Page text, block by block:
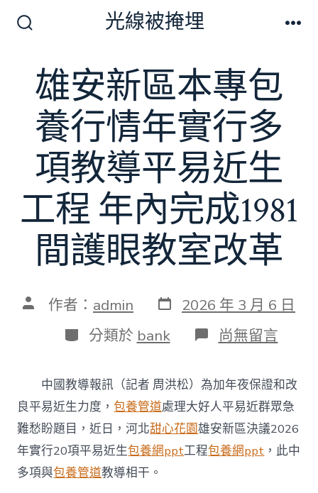
換
開
關
光線被掩埋
雄安新區本專包
養行情年實行多
項教導平易近生
工程 年內完成1981
間護眼教室改革
文 作者： admin 發
表
日
期
2026 年 3 月 6 日
分
類
分類於 bank 在
〈雄
新
區
本
專
包
養
行
尚無留言
中國教導報訊（記者 周洪松）為加年夜保證和改
良平易近生力度，包養管道處理大好人平易近群眾急
難愁盼題目，近日，河北甜心花園雄安新區決議2026
年實行20項平易近生包養網ppt工程包養網ppt ，此中
多項與包養管道教導相干。